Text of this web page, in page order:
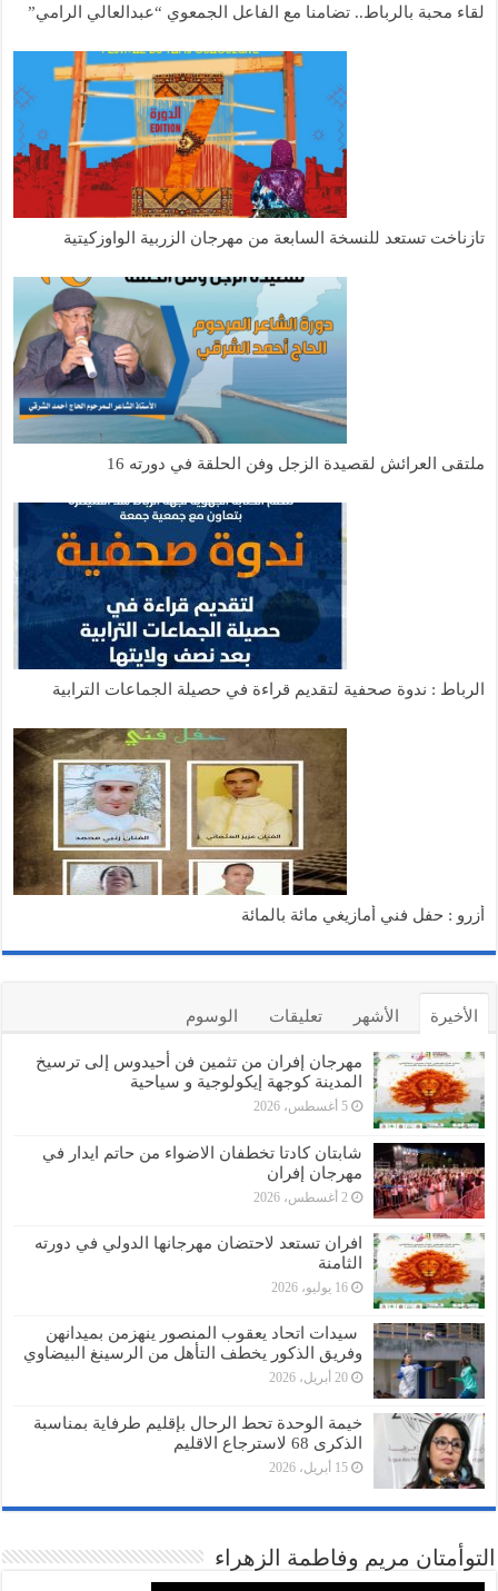
لقاء محبة بالرباط.. تضامنا مع الفاعل الجمعوي “عبدالعالي الرامي”
تازناخت تستعد للنسخة السابعة من مهرجان الزربية الواوزكيتية
ملتقى العرائش لقصيدة الزجل وفن الحلقة في دورته 16
الرباط : ندوة صحفية لتقديم قراءة في حصيلة الجماعات الترابية
أزرو : حفل فني أمازيغي مائة بالمائة
الأخيرة الأشهر تعليقات الوسوم
مهرجان إفران من تثمين فن أحيدوس إلى ترسيخ
المدينة كوجهة إيكولوجية و سياحية
5 أغسطس، 2026
شابتان كادتا تخطفان الاضواء من حاتم ايدار في
مهرجان إفران
2 أغسطس، 2026
افران تستعد لاحتضان مهرجانها الدولي في دورته
الثامنة
16 يوليو، 2026
سيدات اتحاد يعقوب المنصور ينهزمن بميدانهن
وفريق الذكور يخطف التأهل من الرسينغ البيضاوي
20 أبريل، 2026
خيمة الوحدة تحط الرحال بإقليم طرفاية بمناسبة
الذكرى 68 لاسترجاع الاقليم
15 أبريل، 2026
التوأمتان مريم وفاطمة الزهراء